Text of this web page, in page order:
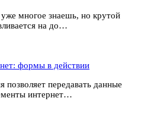
многое знаешь, но крутой
на до…
формы в действии
позволяет передавать данные
интернет…